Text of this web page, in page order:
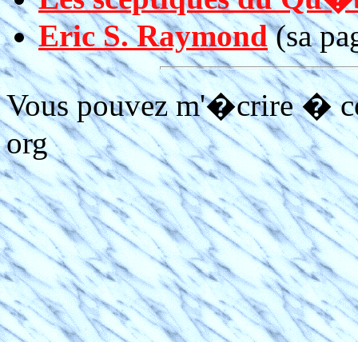
Eric S. Raymond(sa
Vous pouvez m'�crire �
org